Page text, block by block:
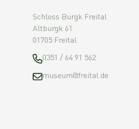
Schloss Burgk Freital
Altburgk 61
01705 Freital
0351 / 64 91 562
museum@freital.de